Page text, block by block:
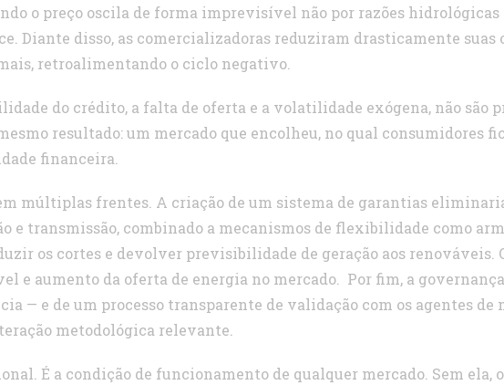
o preço oscila de forma imprevisível não por razões
Diante disso, as comercializadoras reduziram drasticamente suas
retroalimentando o ciclo negativo.
do crédito, a falta de oferta e a volatilidade exógena, não são
resultado: um mercado que encolheu, no qual consumidores
financeira.
múltiplas frentes. A criação de um sistema de garantias
e transmissão, combinado a mecanismos de flexibilidade como
os cortes e devolver previsibilidade de geração aos renováveis.
e aumento da oferta de energia no mercado. Por fim, a
— e de um processo transparente de validação com os agentes de
metodológica relevante.
É a condição de funcionamento de qualquer mercado. Sem ela,